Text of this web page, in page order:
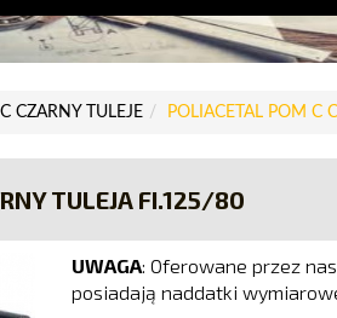
CZARNY TULEJE POLIACETAL POM C
TULEJA FI.125/80
UWAGA: Oferowane przez
posiadają naddatki